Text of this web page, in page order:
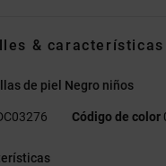
& características
de piel Negro niños
Código de color